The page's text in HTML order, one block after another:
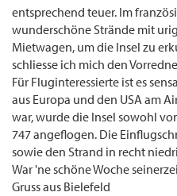
entsprechend teuer. Im
wunderschöne Strände mit
Mietwagen, um die Insel zu
schliesse ich mich den
Für Fluginteressierte ist es
aus Europa und den USA am
war, wurde die Insel sowohl
747 angeflogen. Die
sowie den Strand in recht
War 'ne schöne Woche
Gruss aus Bielefeld